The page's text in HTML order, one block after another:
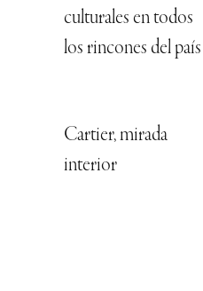
culturales en todos
los rincones del país
Cartier, mirada
interior